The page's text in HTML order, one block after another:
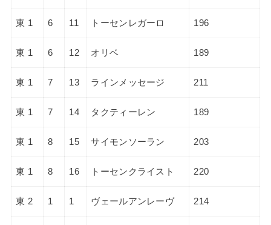
東 1 6 11 トーセンレガーロ 196
東 1 6 12 オリベ 189
東 1 7 13 ラインメッセージ 211
東 1 7 14 タクティーレン 189
東 1 8 15 サイモンソーラン 203
東 1 8 16 トーセンクライスト 220
東 2 1 1 ヴェールアンレーヴ 214